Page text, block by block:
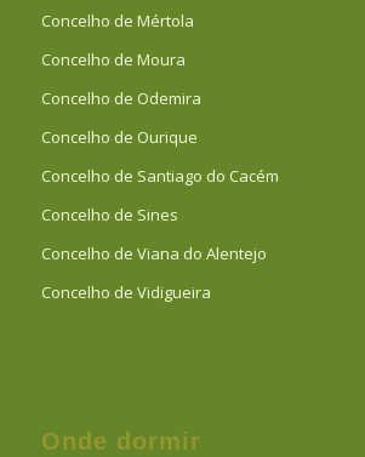
Concelho de Mértola
Concelho de Moura
Concelho de Odemira
Concelho de Ourique
Concelho de Santiago do Cacém
Concelho de Sines
Concelho de Viana do Alentejo
Concelho de Vidigueira
Onde dormir